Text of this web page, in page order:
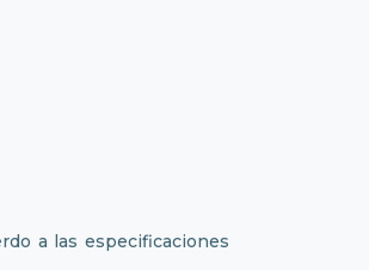
a las especificaciones